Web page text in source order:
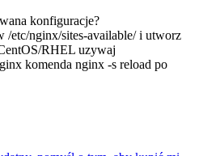
konfiguracje?
/etc/nginx/sites-available/ i utworz
RHEL uzywaj
komenda nginx -s reload po